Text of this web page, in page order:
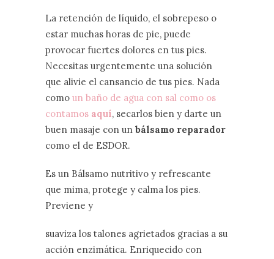
La retención de líquido, el sobrepeso o
estar muchas horas de pie, puede
provocar fuertes dolores en tus pies.
Necesitas urgentemente una solución
que alivie el cansancio de tus pies. Nada
como un baño de agua con sal como os
contamos aquí, secarlos bien y darte un
buen masaje con un bálsamo reparador
como el de ESDOR.
Es un Bálsamo nutritivo y refrescante
que mima, protege y calma los pies.
Previene y
suaviza los talones agrietados gracias a su
acción enzimática. Enriquecido con